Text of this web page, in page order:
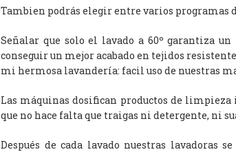
Tambien podrás elegir entre varios programas
Señalar que solo el lavado a 60º garantiza
conseguir un mejor acabado en tejidos
mi hermosa lavandería: facil uso de nuestras
Las máquinas dosifican productos de
que no hace falta que traigas ni detergente, ni
Después de cada lavado nuestras lavadoras